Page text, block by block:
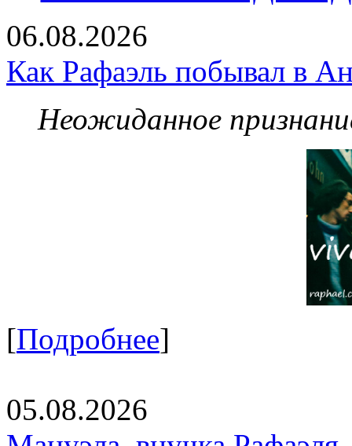
06.08.2026
Как Рафаэль побывал в
Неожиданное
[Подробнее]
05.08.2026